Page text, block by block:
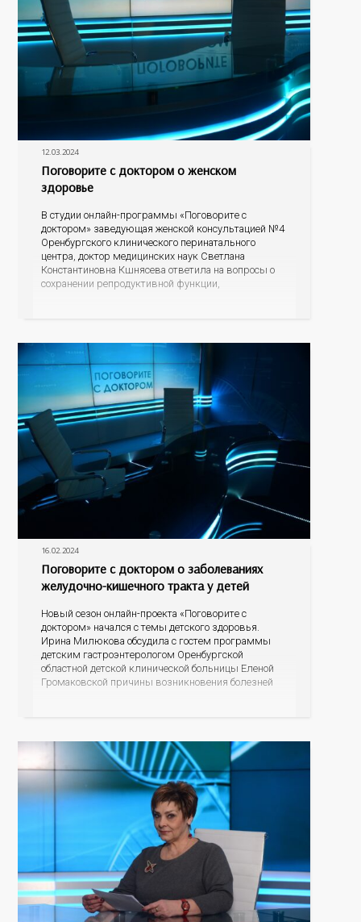
12.03.2024
Поговорите с доктором о женском
здоровье
В студии онлайн-программы «Поговорите с
доктором» заведующая женской консультацией №4
Оренбургского клинического перинатального
центра, доктор медицинских наук Светлана
Константиновна Кшнясева ответила на вопросы о
сохранении репродуктивной функции,
16.02.2024
Поговорите с доктором о заболеваниях
желудочно-кишечного тракта у детей
Новый сезон онлайн-проекта «Поговорите с
доктором» начался с темы детского здоровья.
Ирина Милюкова обсудила с гостем программы
детским гастроэнтерологом Оренбургской
областной детской клинической больницы Еленой
Громаковской причины возникновения болезней